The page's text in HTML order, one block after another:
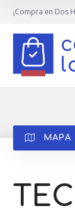
¡Compra en Dos
MAPA